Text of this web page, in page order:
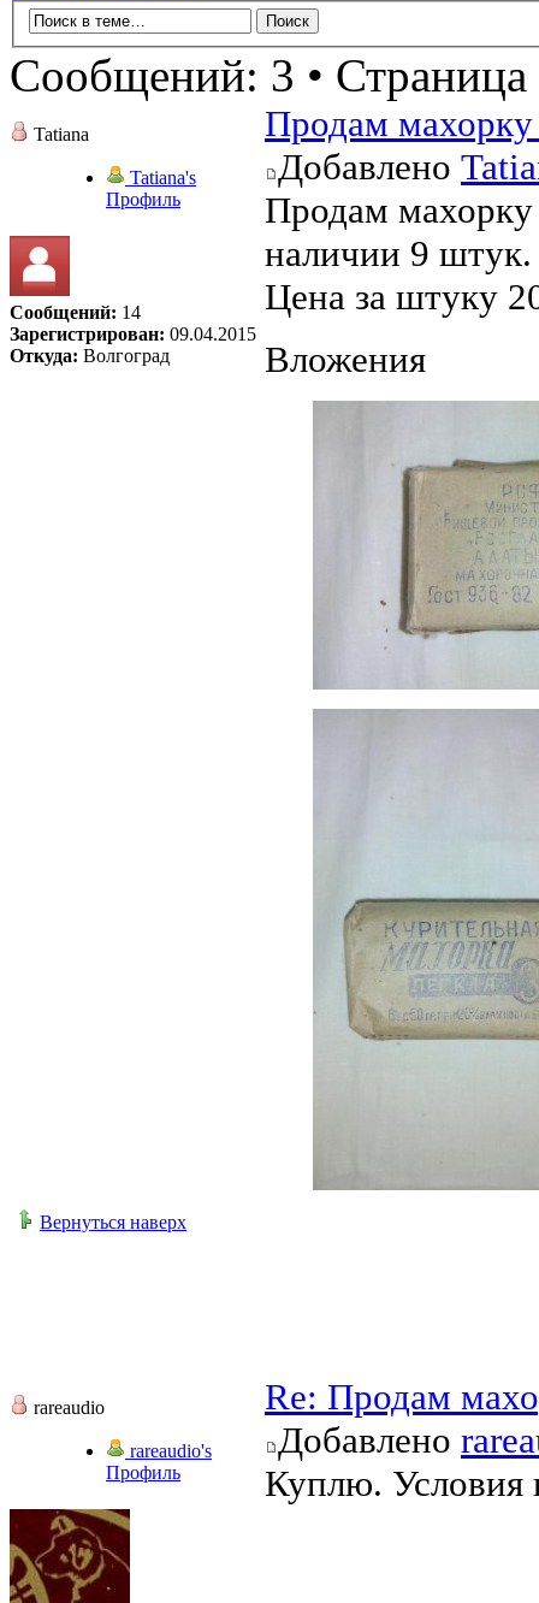
Сообщений: 3 • Страница
Tatiana
Tatiana's
Профиль
Сообщений: 14
Зарегистрирован: 09.04.2015
Откуда: Волгоград
Продам
Добавлено
Продам
наличии 9 штук.
Цена за штуку
Вложения
Вернуться наверх
rareaudio
rareaudio's
Профиль
Re: Продам
Добавлено
Куплю. Условия